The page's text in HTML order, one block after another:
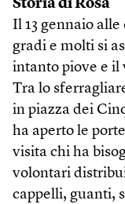
Storia di Rosa
Il 13 gennaio
gradi e molti si
intanto piove e il
Tra lo
in piazza dei
ha aperto le
visita chi ha
volontari
cappelli, guanti,